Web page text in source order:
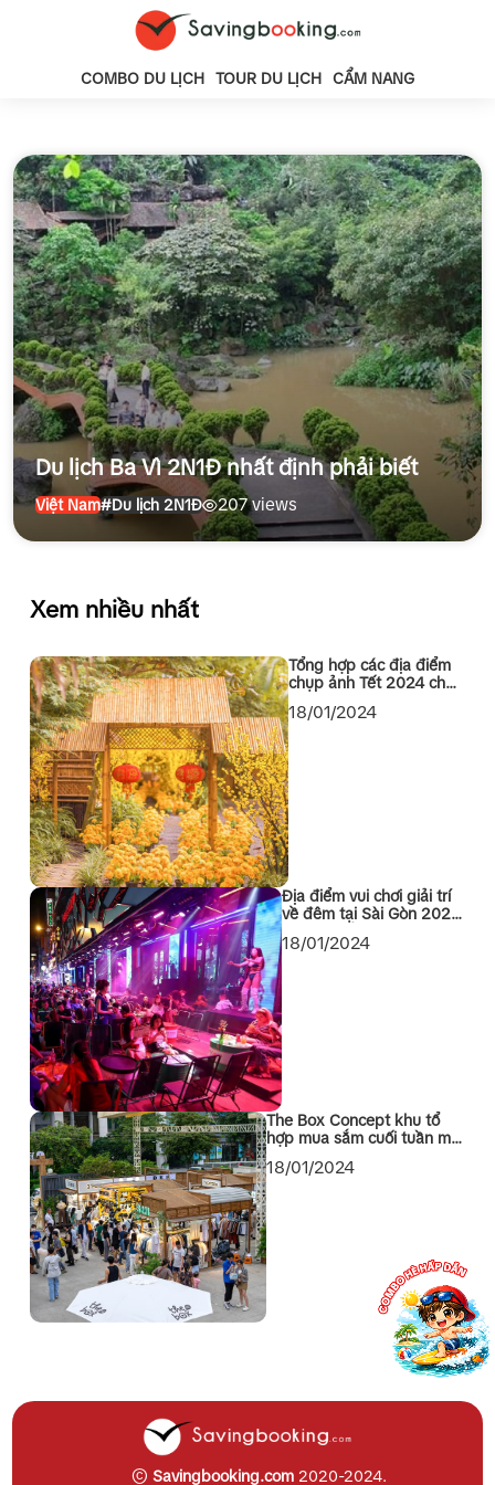
COMBO DU LỊCH TOUR DU LỊCH CẨM NANG
Du lịch Ba Vì 2N1Đ nhất định phải biết
Việt Nam#Du lịch 2N1Đ 207 views
Xem nhiều nhất
Tổng hợp các địa điểm
chụp ảnh Tết 2024 cho
18/01/2024
Địa điểm vui chơi giải trí
về đêm tại Sài Gòn 2024
không thể bỏ qua
18/01/2024
The Box Concept khu tổ
hợp mua sắm cuối tuần mới
18/01/2024
© Savingbooking.com2020-2024.